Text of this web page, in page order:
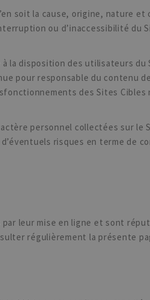
soit la cause, origine, nature et
ou d’inaccessibilité du
la disposition des utilisateurs du
pour responsable du contenu
des Sites Cibles
personnel collectées sur le
risques en terme de
leur mise en ligne et sont
régulièrement la présente